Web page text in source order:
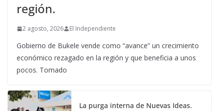
región.
2 agosto, 2026 El Independiente
Gobierno de Bukele vende como “avance” un crecimiento
económico rezagado en la región y que beneficia a unos
pocos. Tomado
La purga interna de Nuevas Ideas.